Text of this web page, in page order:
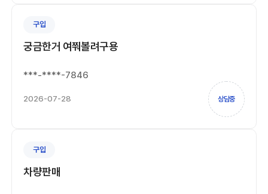
구입
궁금한거 여쭤볼려구용
***-****-7846
2026-07-28 상담중
구입
차량판매